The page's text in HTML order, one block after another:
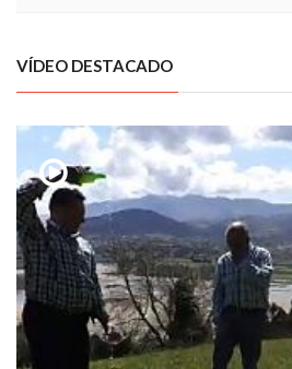
VÍDEO DESTACADO